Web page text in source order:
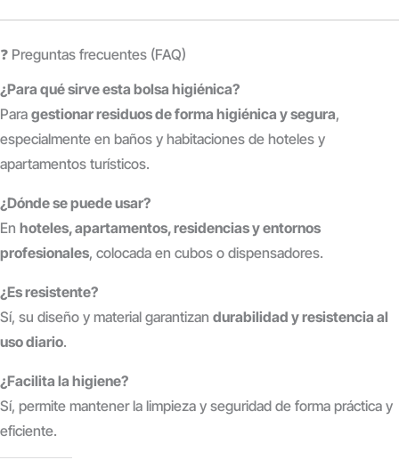
❓ Preguntas frecuentes (FAQ)
¿Para qué sirve esta bolsa higiénica?
Para gestionar residuos de forma higiénica y segura,
especialmente en baños y habitaciones de hoteles y
apartamentos turísticos.
¿Dónde se puede usar?
En hoteles, apartamentos, residencias y entornos
profesionales, colocada en cubos o dispensadores.
¿Es resistente?
Sí, su diseño y material garantizan durabilidad y resistencia al
uso diario.
¿Facilita la higiene?
Sí, permite mantener la limpieza y seguridad de forma práctica y
eficiente.